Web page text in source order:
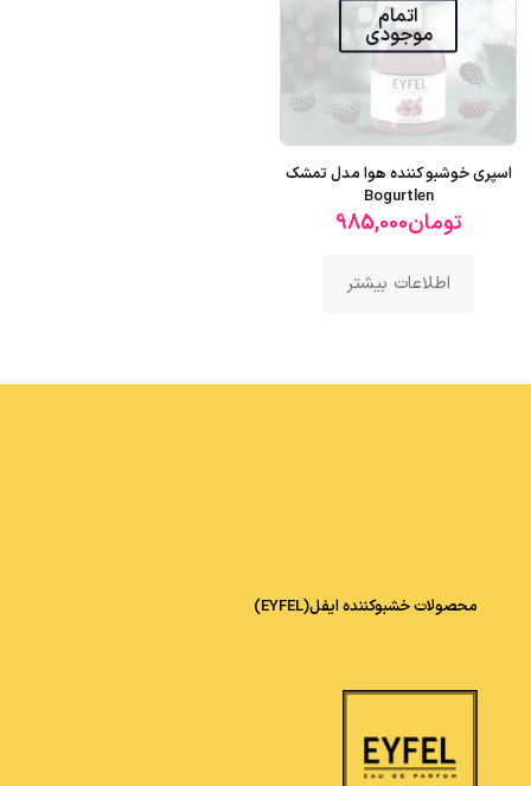
اتمام
موجودی
اسپری خوشبو کننده هوا مدل تمشک
Bogurtlen
تومان985,000
اطلاعات بیشتر
محصولات خشبوکننده ایفل(EYFEL)